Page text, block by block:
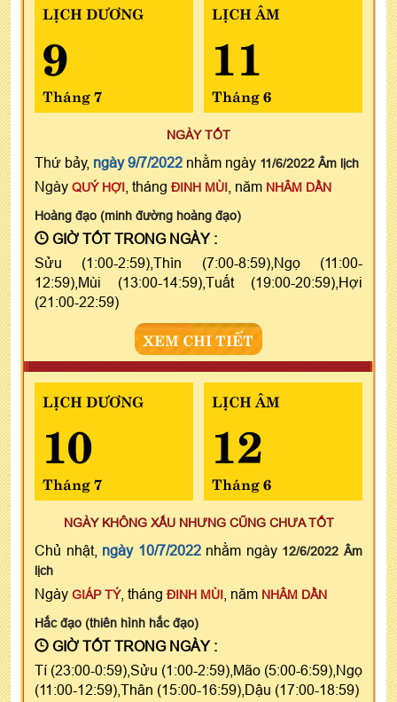
LỊCH DƯƠNG
9
Tháng 7
LỊCH ÂM
11
Tháng 6
NGÀY TỐT
Thứ bảy, ngày 9/7/2022 nhằm ngày 11/6/2022 Âm lịch
Ngày QUÝ HỢI , tháng ĐINH MÙI , năm NHÂM DẦN
Hoàng đạo (minh đường hoàng đạo)
GIỜ TỐT TRONG NGÀY :
Sửu (1:00-2:59),Thìn (7:00-8:59),Ngọ (11:00-
12:59),Mùi (13:00-14:59),Tuất (19:00-20:59),Hợi
(21:00-22:59)
XEM CHI TIẾT
LỊCH DƯƠNG
10
Tháng 7
LỊCH ÂM
12
Tháng 6
NGÀY KHÔNG XẤU NHƯNG CŨNG CHƯA TỐT
Chủ nhật, ngày 10/7/2022nhằm ngày 12/6/2022 Âm
lịch
Ngày GIÁP TÝ, tháng ĐINH MÙI , năm NHÂM DẦN
Hắc đạo (thiên hình hắc đạo)
GIỜ TỐT TRONG NGÀY :
Tí (23:00-0:59),Sửu (1:00-2:59),Mão (5:00-6:59),Ngọ
(11:00-12:59),Thân (15:00-16:59),Dậu (17:00-18:59)